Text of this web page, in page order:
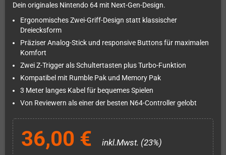
Dein originales Nintendo 64 mit Next-Gen-Design.
Ergonomisches Zwei-Griff-Design statt klassischer
Dreiecksform
Präziser Analog-Stick und responsive Buttons für maximalen
Komfort
Zwei Z-Trigger als Schultertasten plus Turbo-Funktion
Kompatibel mit Rumble Pak und Memory Pak
3 Meter langes Kabel für bequemes Spielen
Von Reviewern als einer der besten N64-Controller gelobt
36,00 € inkl.Mwst. (23%)